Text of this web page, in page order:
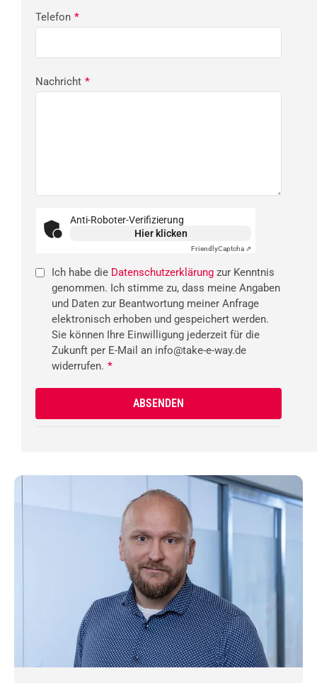
Telefon *
Nachricht *
Anti-Roboter-Verifizierung
Hier klicken
FriendlyCaptcha ⇗
Ich habe die Datenschutzerklärung zur Kenntnis
genommen. Ich stimme zu, dass meine Angaben
und Daten zur Beantwortung meiner Anfrage
elektronisch erhoben und gespeichert werden.
Sie können Ihre Einwilligung jederzeit für die
Zukunft per E-Mail an info@take-e-way.de
widerrufen. *